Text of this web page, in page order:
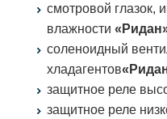
смотровой глазок,
влажности
соленоидный
хладагентов
защитное реле
защитное реле